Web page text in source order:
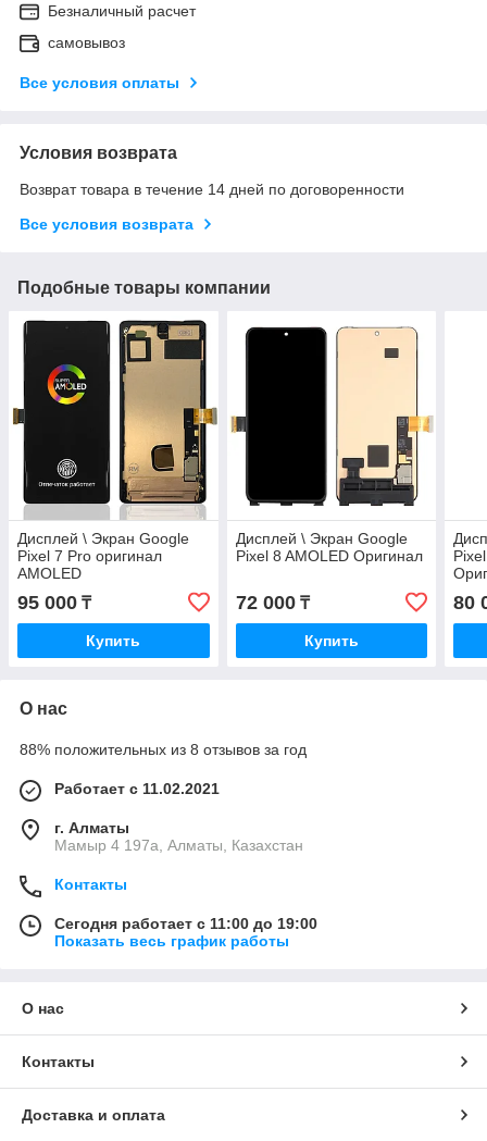
Безналичный расчет
самовывоз
Все условия оплаты
Условия возврата
Возврат товара в течение 14 дней по договоренности
Все условия возврата
Подобные товары компании
Дисплей \ Экран Google
Pixel 7 Pro оригинал
AMOLED
95 000 ₸
Купить
Дисплей \ Экран Google
Pixel 8 AMOLED Оригинал
72 000₸
Купить
80
О нас
88% положительных из 8 отзывов за год
Работает с 11.02.2021
г. Алматы
Мамыр 4 197а, Алматы, Казахстан
Контакты
Сегодня работает с 11:00 до 19:00
Показать весь график работы
О нас
Контакты
Доставка и оплата